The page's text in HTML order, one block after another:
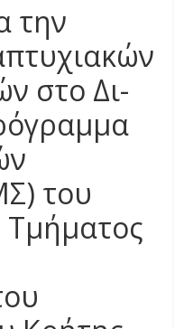
την
στο Δι-
του
Τμήματος